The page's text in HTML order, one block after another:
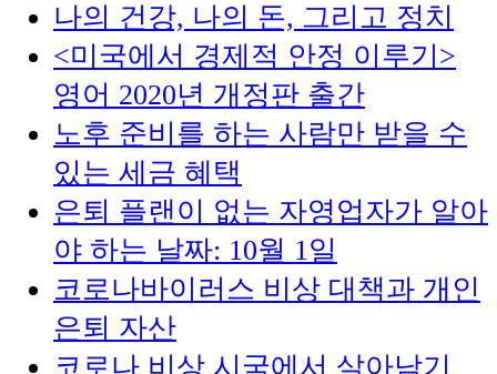
나의 건강, 나의 돈, 그리고 정치
<미국에서 경제적 안정 이루기>
영어 2020년 개정판 출간
노후 준비를 하는 사람만 받을 수
있는 세금 혜택
은퇴 플랜이 없는 자영업자가 알아
야 하는 날짜: 10월 1일
코로나바이러스 비상 대책과 개인
은퇴 자산
코로나 비상 시국에서 살아남기